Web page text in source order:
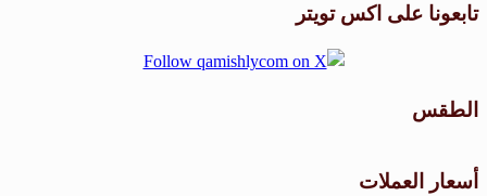
تابعونا على اكس تويتر
الطقس
أسعار العملات